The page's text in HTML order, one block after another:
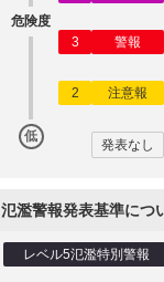
危険度
低
3 警報
2 注意報
発表なし
氾濫警報発表基準につ
レベル5氾濫特別警報